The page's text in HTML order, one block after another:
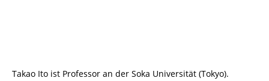
Takao Ito ist Professor an der Soka Universität (Tokyo).